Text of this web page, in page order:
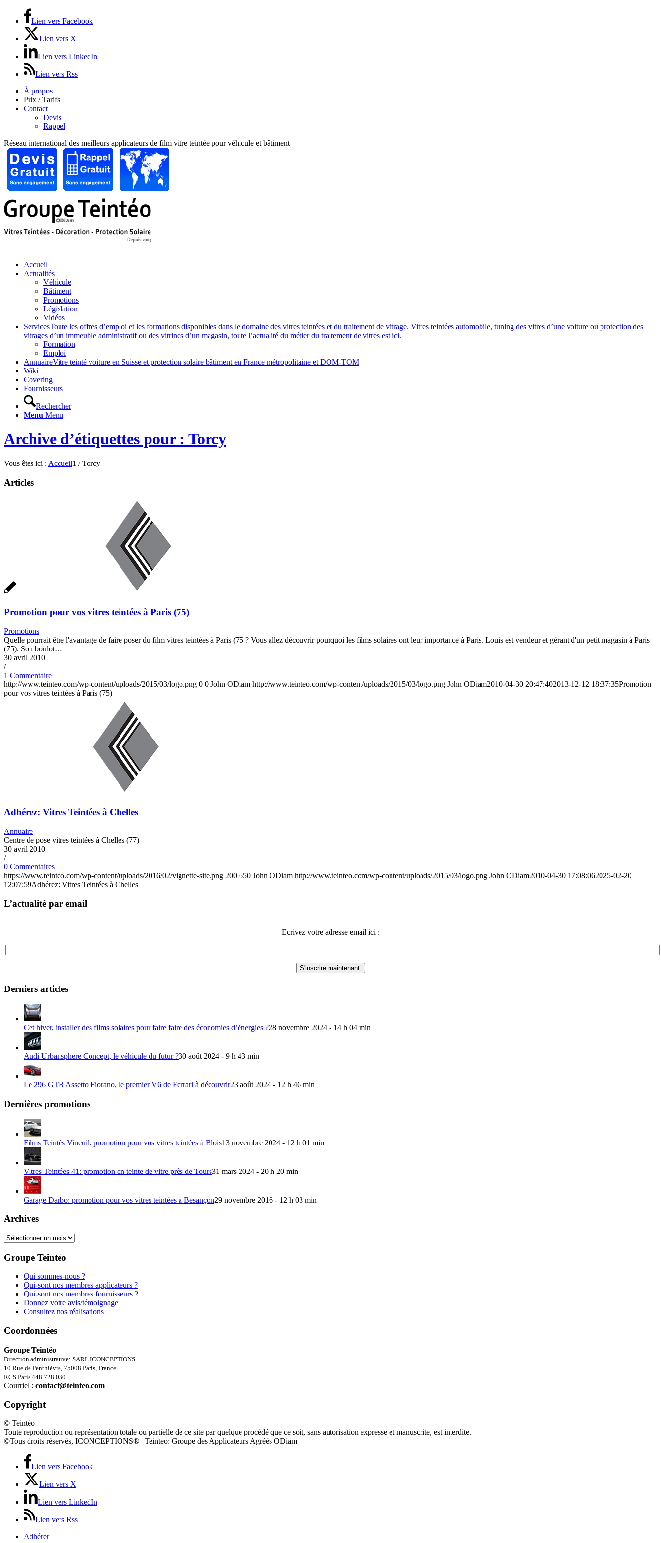
Lien vers Facebook
Lien vers X
Lien vers LinkedIn
Lien vers Rss
À propos
Prix / Tarifs
Contact
Devis
Rappel
Réseau international des meilleurs applicateurs de film vitre teintée pour véhicule et bâtiment
Accueil
Actualités
Véhicule
Bâtiment
Promotions
Législation
Vidéos
ServicesToute les offres d’emploi et les formations disponibles dans le domaine des vitres teintées et du traitement de vitrage. Vitres teintées automobile, tuning des vitres d’une voiture ou protection des
vitrages d’un immeuble administratif ou des vitrines d’un magasin, toute l’actualité du métier du traitement de vitres est ici.
Formation
Emploi
AnnuaireVitre teinté voiture en Suisse et protection solaire bâtiment en France métropolitaine et DOM-TOM
Wiki
Covering
Fournisseurs
Rechercher
Menu Menu
Archive d’étiquettes pour : Torcy
Vous êtes ici : Accueil1 / Torcy
Articles
Promotion pour vos vitres teintées à Paris (75)
Promotions
Quelle pourrait être l'avantage de faire poser du film vitres teintées à Paris (75 ? Vous allez découvrir pourquoi les films solaires ont leur importance à Paris. Louis est vendeur et gérant d'un petit magasin à Paris
(75). Son boulot…
30 avril 2010
/
1 Commentaire
http://www.teinteo.com/wp-content/uploads/2015/03/logo.png 0 0 John ODiam http://www.teinteo.com/wp-content/uploads/2015/03/logo.png John ODiam2010-04-30 20:47:402013-12-12 18:37:35Promotion
pour vos vitres teintées à Paris (75)
Adhérez: Vitres Teintées à Chelles
Annuaire
Centre de pose vitres teintées à Chelles (77)
30 avril 2010
/
0 Commentaires
https://www.teinteo.com/wp-content/uploads/2016/02/vignette-site.png 200 650 John ODiam http://www.teinteo.com/wp-content/uploads/2015/03/logo.png John ODiam2010-04-30 17:08:062025-02-20
12:07:59Adhérez: Vitres Teintées à Chelles
L’actualité par email
Ecrivez votre adresse email ici :
Derniers articles
Cet hiver, installer des films solaires pour faire faire des économies d’énergies ?28 novembre 2024 - 14 h 04 min
Audi Urbansphere Concept, le véhicule du futur ?30 août 2024 - 9 h 43 min
Le 296 GTB Assetto Fiorano, le premier V6 de Ferrari à découvrir23 août 2024 - 12 h 46 min
Dernières promotions
Films Teintés Vineuil: promotion pour vos vitres teintées à Blois13 novembre 2024 - 12 h 01 min
Vitres Teintées 41: promotion en teinte de vitre près de Tours31 mars 2024 - 20 h 20 min
Garage Darbo: promotion pour vos vitres teintées à Besançon29 novembre 2016 - 12 h 03 min
Archives
Archives
Groupe Teintéo
Qui sommes-nous ?
Qui-sont nos membres applicateurs ?
Qui-sont nos membres fournisseurs ?
Donnez votre avis/témoignage
Consultez nos réalisations
Coordonnées
Groupe Teintéo
Direction administrative: SARL ICONCEPTIONS
10 Rue de Penthièvre, 75008 Paris, France
RCS Paris 448 728 030
Courriel : contact@teinteo.com
Copyright
© Teintéo
Toute reproduction ou représentation totale ou partielle de ce site par quelque procédé que ce soit, sans autorisation expresse et manuscrite, est interdite.
©Tous droits réservés, ICONCEPTIONS® | Teinteo: Groupe des Applicateurs Agréés ODiam
Lien vers Facebook
Lien vers X
Lien vers LinkedIn
Lien vers Rss
Adhérer